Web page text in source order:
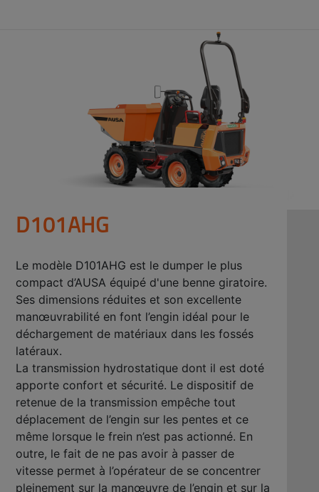
D101AHG
Le modèle D101AHG est le dumper le plus
compact d’AUSA équipé d'une benne giratoire.
Ses dimensions réduites et son excellente
manœuvrabilité en font l’engin idéal pour le
déchargement de matériaux dans les fossés
latéraux.
La transmission hydrostatique dont il est doté
apporte confort et sécurité. Le dispositif de
retenue de la transmission empêche tout
déplacement de l’engin sur les pentes et ce
même lorsque le frein n’est pas actionné. En
outre, le fait de ne pas avoir à passer de
vitesse permet à l’opérateur de se concentrer
pleinement sur la manœuvre de l’engin et sur la